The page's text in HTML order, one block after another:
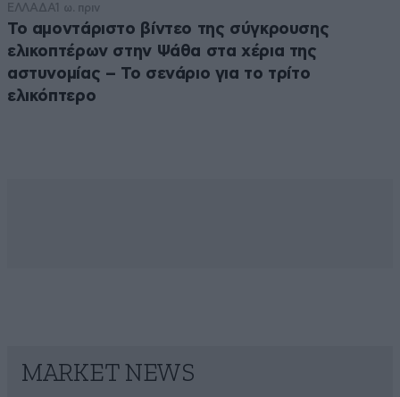
ΕΛΛΑΔΑ1 ω. πριν
Το αμοντάριστο βίντεο της σύγκρουσης
ελικοπτέρων στην Ψάθα στα χέρια της
αστυνομίας – Το σενάριο για το τρίτο
ελικόπτερο
MARKET NEWS